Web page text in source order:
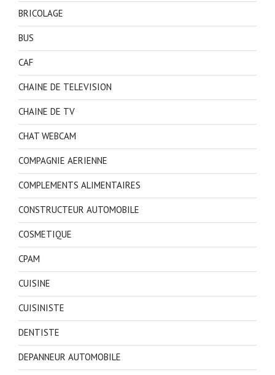
BRICOLAGE
BUS
CAF
CHAINE DE TELEVISION
CHAINE DE TV
CHAT WEBCAM
COMPAGNIE AERIENNE
COMPLEMENTS ALIMENTAIRES
CONSTRUCTEUR AUTOMOBILE
COSMETIQUE
CPAM
CUISINE
CUISINISTE
DENTISTE
DEPANNEUR AUTOMOBILE